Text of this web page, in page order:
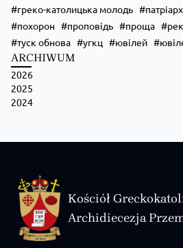
греко-католицька молодь
похорон
проповідь проща
туск обнова
угкц ювілей
ARCHIWUM
2026
2025
2024
Kościół
Archidiecezja